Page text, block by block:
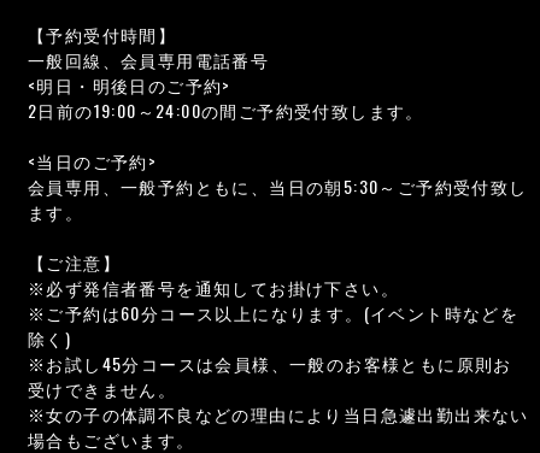
【予約受付時間】
一般回線、会員専用電話番号
<明日・明後日のご予約>
2日前の19:00～24:00の間ご予約受付致します。
<当日のご予約>
会員専用、一般予約ともに、当日の朝5:30～ご予約受付致し
ます。
【ご注意】
※必ず発信者番号を通知してお掛け下さい。
※ご予約は60分コース以上になります。(イベント時などを
除く)
※お試し45分コースは会員様、一般のお客様ともに原則お
受けできません。
※女の子の体調不良などの理由により当日急遽出勤出来ない
場合もございます。